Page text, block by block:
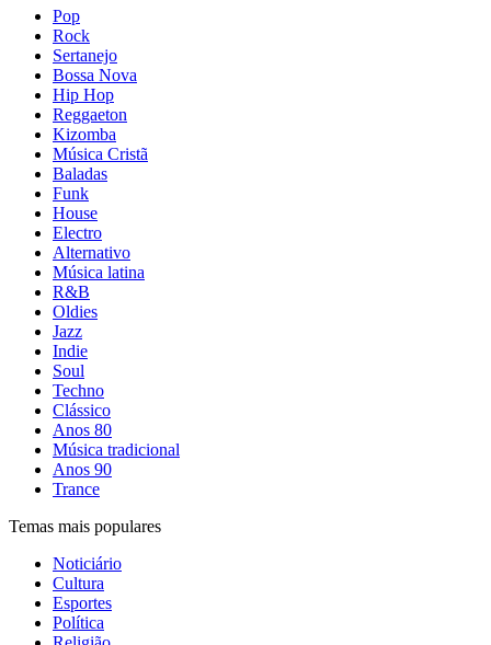
Pop
Rock
Sertanejo
Bossa Nova
Hip Hop
Reggaeton
Kizomba
Música Cristã
Baladas
Funk
House
Electro
Alternativo
Música latina
R&B
Oldies
Jazz
Indie
Soul
Techno
Clássico
Anos 80
Música tradicional
Anos 90
Trance
Temas mais populares
Noticiário
Cultura
Esportes
Política